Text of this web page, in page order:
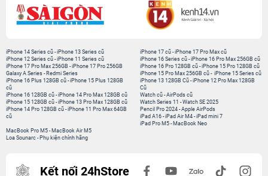
iPhone 14 Series cũ -iPhone 13 Series cũ
iPhone 12 Series cũ -iPhone 11 Series cũ
iPhone 17 Pro Max 256GB -iPhone 17 Pro 256GB
Galaxy A Series - Redmi Series
iPhone 17 cũ -iPhone 17 Pro Max cũ
iPhone 16 Series cũ - iPhone 16 Pro Max 256GB cũ
iPhone 16 Pro 128GB cũ -iPhone 15 Pro 128GB cũ
iPhone 15 Pro Max 256GB cũ - iPhone 15 Series cũ
iPhone 16 Plus 128GB cũ -iPhone 15 Plus 128GB
cũ
iPhone 16 128GB cũ -iPhone 14 Pro Max 128GB cũ
iPhone 15 128GB cũ -iPhone 13 Pro Max 128GB cũ
iPhone 14 Pro 128GB cũ -iPhone 11 Pro Max 64GB
cũ
iPhone 13 128GB Cũ -iPhone 12 Pro Max 128GB
Cũ
Watch cũ -AirPods cũ
Watch Series 11 -Watch SE 2025
Pencil Pro 2024 -Apple AirPods
iPad A16 -iPad Air M4 -iPad mini 7
iPad Pro M5 - MacBook Neo
MacBook Pro M5 - MacBook Air M5
Loa Sounarc - Phụ kiện chính hãng
Kết nối 24hStore